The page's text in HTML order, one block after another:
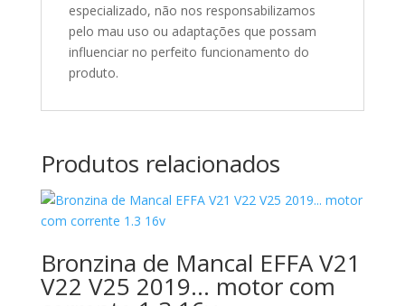
especializado, não nos responsabilizamos
pelo mau uso ou adaptações que possam
influenciar no perfeito funcionamento do
produto.
Produtos relacionados
Bronzina de Mancal EFFA V21
V22 V25 2019… motor com